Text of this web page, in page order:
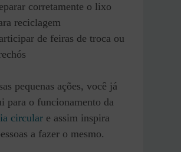
corretamente o lixo
reciclagem
de feiras de troca ou
pequenas ações, você já
para o funcionamento da
circular e assim inspira
a fazer o mesmo.